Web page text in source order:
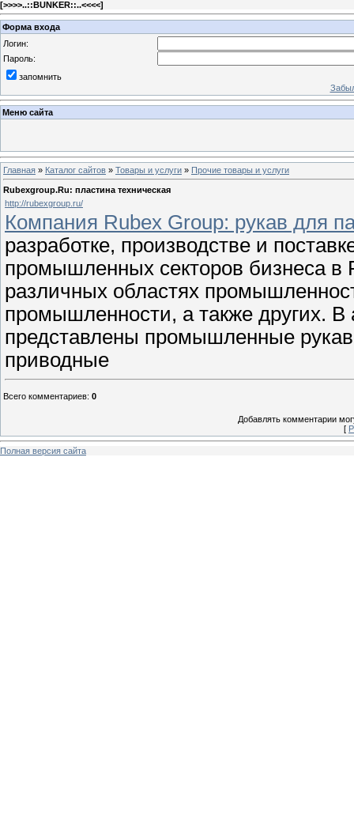
[>>>>..::BUNKER::..<<<<]
Форма входа
Логин:
Пароль:
запомнить
Меню сайта
Главная » Каталог сайтов » Товары и услуги » Прочие товары и услуги
Rubexgroup.Ru: пластина техническая
http://rubexgroup.ru/
Компания Rubex Group: рукав для
разработке, производстве и
промышленных секторов бизнеса в
различных областях
промышленности, а также других.
представлены промышленные
приводные
Всего комментариев: 0
Добавлять комментарии
[
Полная версия сайта